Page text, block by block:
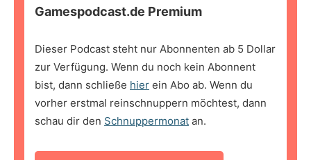
Gamespodcast.de Premium
Dieser Podcast steht nur Abonnenten ab 5 Dollar
zur Verfügung. Wenn du noch kein Abonnent
bist, dann schließe hier ein Abo ab. Wenn du
vorher erstmal reinschnuppern möchtest, dann
schau dir den Schnuppermonat an.